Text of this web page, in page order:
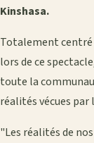
Kinshasa.
Totalement centré
lors de ce
toute la
réalités vécues
"Les réalités de